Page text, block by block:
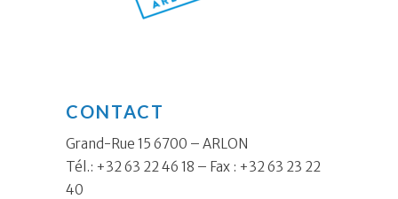
CONTACT
Grand-Rue 15 6700 – ARLON
Tél.: +32 63 22 46 18 – Fax : +32 63 23 22
40